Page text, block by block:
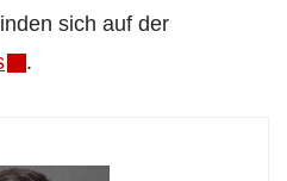
sich auf der
.